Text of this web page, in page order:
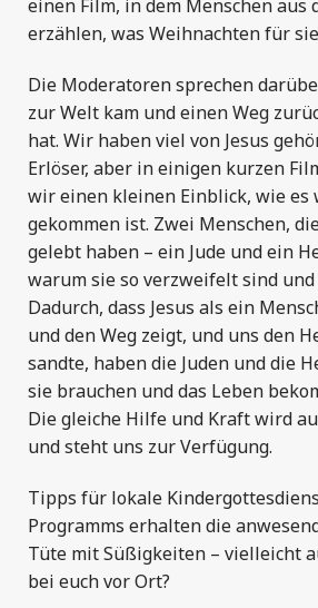
einen Film, in dem Menschen aus
erzählen, was Weihnachten für
Die Moderatoren sprechen
zur Welt kam und einen Weg
hat. Wir haben viel von Jesus
Erlöser, aber in einigen kurzen
wir einen kleinen Einblick, wie es
gekommen ist. Zwei Menschen,
gelebt haben – ein Jude und ein
warum sie so verzweifelt sind
Dadurch, dass Jesus als ein
und den Weg zeigt, und uns den
sandte, haben die Juden und die
sie brauchen und das Leben
Die gleiche Hilfe und Kraft wird
und steht uns zur Verfügung.
Tipps für lokale
Programms erhalten die
Tüte mit Süßigkeiten – vielleicht
bei euch vor Ort?